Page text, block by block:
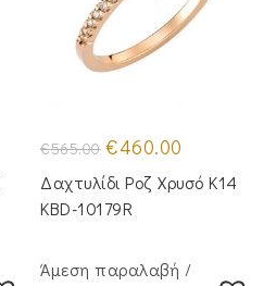
€565.00 Original
price
was:
€565.00.
€460.00
τιμή
είναι:
Δαχτυλίδι Ροζ Χρυσό Κ14
KBD-10179R
Άμεση παραλαβή /